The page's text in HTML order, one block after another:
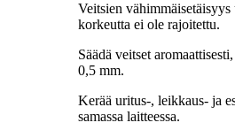
Veitsien vähimmäisetäisyys
korkeutta ei ole rajoitettu.
Säädä veitset
0,5 mm.
Kerää uritus-, leikkaus- ja
samassa laitteessa.